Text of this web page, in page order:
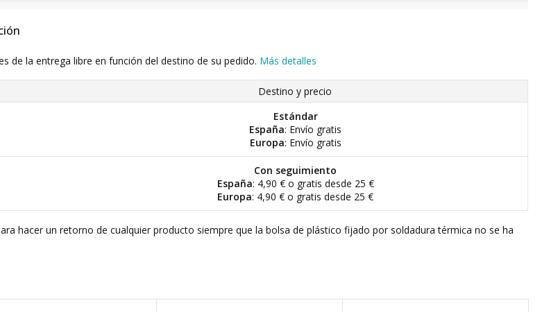
de la entrega libre en función del destino de su pedido. Más detalles
Destino y precio
Estándar
España: Envío gratis
Europa: Envío gratis
Con seguimiento
España: 4,90 € o gratis desde 25 €
Europa: 4,90 € o gratis desde 25 €
hacer un retorno de cualquier producto siempre que la bolsa de plástico fijado por soldadura térmica no se ha